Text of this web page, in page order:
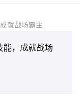
能，成就战场